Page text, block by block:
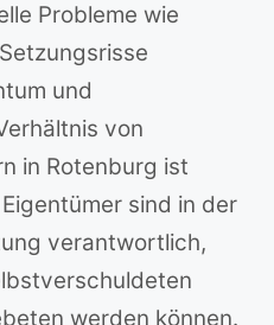
Probleme wie
und
von
in Rotenburg ist
sind in der
verantwortlich,
werden können.